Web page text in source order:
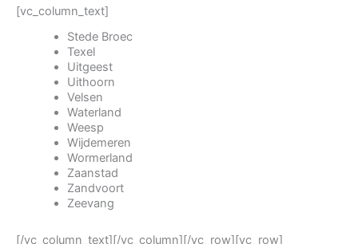
[vc_column_text]
Stede Broec
Texel
Uitgeest
Uithoorn
Velsen
Waterland
Weesp
Wijdemeren
Wormerland
Zaanstad
Zandvoort
Zeevang
[/vc_column_text][/vc_column][/vc_row][vc_row]